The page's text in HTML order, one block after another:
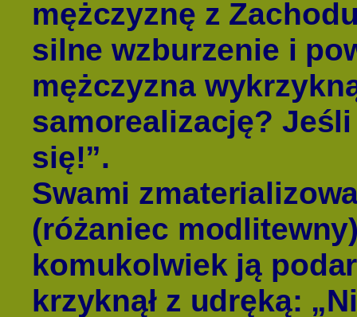
mężczyznę z
silne wzburzenie i
mężczyzna
samorealizację?
się!”.
Swami
(różaniec
komukolwiek ją
krzyknął z udręką: